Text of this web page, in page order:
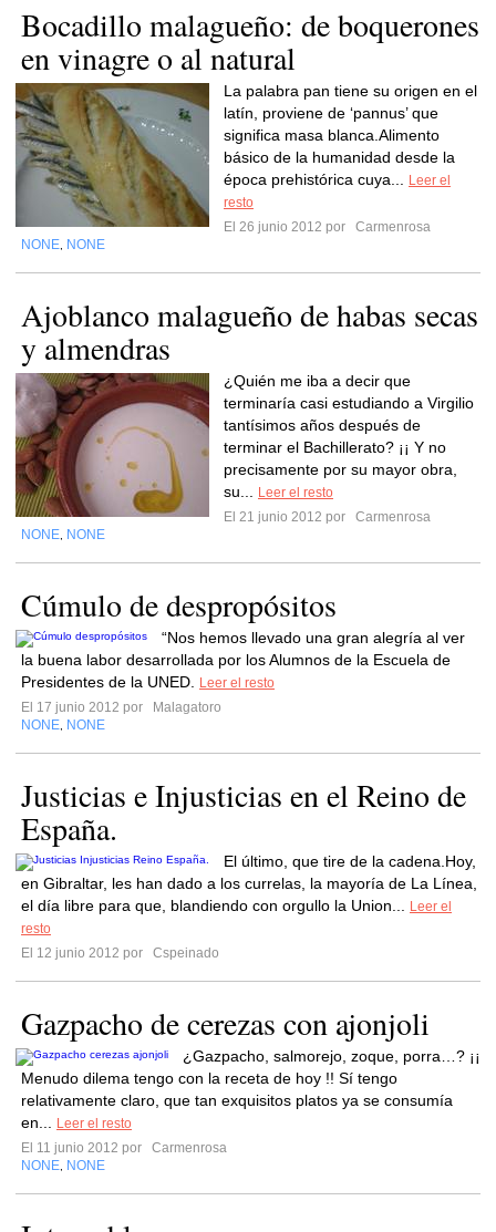
Bocadillo malagueño: de boquerones
en vinagre o al natural
La palabra pan tiene su origen en el
latín, proviene de ‘pannus’ que
significa masa blanca.Alimento
básico de la humanidad desde la
época prehistórica cuya...
Leer el
resto
El 26 junio 2012 por
Carmenrosa
NONE NONE
Ajoblanco malagueño de habas secas
y almendras
¿Quién me iba a decir que
terminaría casi estudiando a Virgilio
tantísimos años después de
terminar el Bachillerato? ¡¡ Y no
precisamente por su mayor obra,
su...
Leer el resto
El 21 junio 2012 por
Carmenrosa
NONE NONE
Cúmulo de despropósitos
“Nos hemos llevado una gran alegría al ver
la buena labor desarrollada por los Alumnos de la Escuela de
Presidentes de la UNED.
Leer el resto
El 17 junio 2012 por
Malagatoro
NONE NONE
Justicias e Injusticias en el Reino de
España.
El último, que tire de la cadena.Hoy,
en Gibraltar, les han dado a los currelas, la mayoría de La Línea,
el día libre para que, blandiendo con orgullo la Union...
Leer el
resto
El 12 junio 2012 por
Cspeinado
Gazpacho de cerezas con ajonjoli
¿Gazpacho, salmorejo, zoque, porra…? ¡¡
Menudo dilema tengo con la receta de hoy !! Sí tengo
relativamente claro, que tan exquisitos platos ya se consumía
en...
Leer el resto
El 11 junio 2012 por
Carmenrosa
NONE NONE